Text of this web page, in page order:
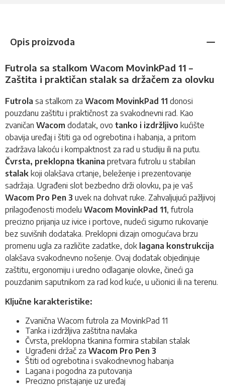
Opis proizvoda
Futrola sa stalkom Wacom MovinkPad 11 –
Zaštita i praktičan stalak sa držačem za olovku
Futrola sa stalkom za Wacom MovinkPad 11 donosi
pouzdanu zaštitu i praktičnost za svakodnevni rad. Kao
zvaničan Wacom dodatak, ovo tanko i izdržljivo kućište
obavija uređaj i štiti ga od ogrebotina i habanja, a pritom
zadržava lakoću i kompaktnost za rad u studiju ili na putu.
Čvrsta, preklopna tkanina pretvara futrolu u stabilan
stalak koji olakšava crtanje, beleženje i prezentovanje
sadržaja. Ugrađeni slot bezbedno drži olovku, pa je vaš
Wacom Pro Pen 3 uvek na dohvat ruke. Zahvaljujući pažljivoj
prilagođenosti modelu Wacom MovinkPad 11, futrola
precizno prijanja uz ivice i portove, nudeći sigurno rukovanje
bez suvišnih dodataka. Preklopni dizajn omogućava brzu
promenu ugla za različite zadatke, dok lagana konstrukcija
olakšava svakodnevno nošenje. Ovaj dodatak objedinjuje
zaštitu, ergonomiju i uredno odlaganje olovke, čineći ga
pouzdanim saputnikom za rad kod kuće, u učionici ili na terenu.
Ključne karakteristike:
Zvanična Wacom futrola za MovinkPad 11
Tanka i izdržljiva zaštitna navlaka
Čvrsta, preklopna tkanina formira stabilan stalak
Ugrađeni držač za Wacom Pro Pen 3
Štiti od ogrebotina i svakodnevnog habanja
Lagana i pogodna za putovanja
Precizno pristajanje uz uređaj